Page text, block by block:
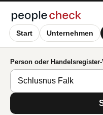
Start Unternehmen
Person oder